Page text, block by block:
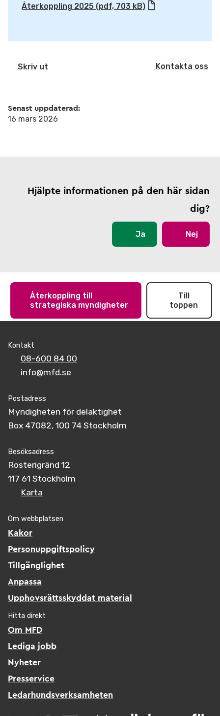
Återkoppling 2025 (pdf, 703 kB)
Skriv ut Kontakta oss
Senast uppdaterad:
16 mars 2026
Hjälpte informationen på den här sidan
dig?
Ja Nej
Återkoppling till
strategiska myndigheter
Till
toppen
Kontakt
08-600 84 00
info@mfd.se
Postadress
Myndigheten för delaktighet
Box 47082, 100 74 Stockholm
Besöksadress
Rosterigränd 12
117 61 Stockholm
Karta
Om webbplatsen
Kakor
Personuppgiftspolicy
Tillgänglighet
Anpassa
Upphovsrättsskyddat material
Hitta direkt
Om MFD
Lediga jobb
Nyheter
Presservice
Ledarhundsverksamheten